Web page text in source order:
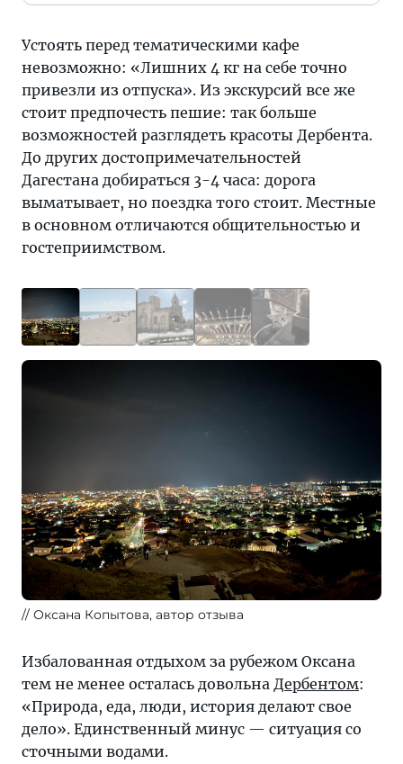
Устоять перед тематическими кафе
невозможно: «Лишних 4 кг на себе точно
привезли из отпуска». Из экскурсий все же
стоит предпочесть пешие: так больше
возможностей разглядеть красоты Дербента.
До других достопримечательностей
Дагестана добираться 3-4 часа: дорога
выматывает, но поездка того стоит. Местные
в основном отличаются общительностью и
гостеприимством.
Оксана Копытова, автор отзыва
Избалованная отдыхом за рубежом Оксана
тем не менее осталась довольна Дербентом:
«Природа, еда, люди, история делают свое
дело». Единственный минус — ситуация со
сточными водами.